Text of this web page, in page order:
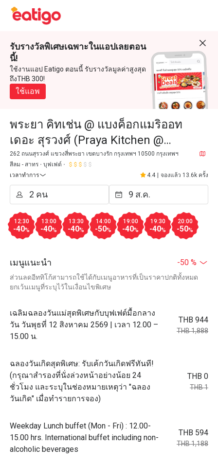
รับรางวัลพิเศษเฉพาะในแอปเลยตอน
นี้!
ใช้งานแอป Eatigo ตอนนี้ รับรางวัลมูลค่าสูงสุด
ถึงTHB 300!
ใช้แอพ
พระยา คิทเช่น @ แบงค็อกแมริออท
เดอะ สุรวงศ์ (Praya Kitchen @
Bangkok Marriott Hotel The
Surawongse)
262 ถนนสุรวงศ์ แขวงสี่พระยา เขตบางรัก กรุงเทพฯ 10500 กรุงเทพฯ
สีลม - สาทร
บุฟเฟต์
เวลาทำการ
4.4 จองแล้ว 13.6k ครั้ง
12:30
-40%
13:00
-40%
13:30
-40%
14:00
-50%
19:00
-40%
19:30
-40%
20:00
-50%
เมนูแนะนำ -50 %
ส่วนลดอีททิโก้สามารถใช้ได้กับเมนูอาหารที่เป็นราคาปกติทั้งหมด
ยกเว้นเมนูที่ระบุไว้ในเงื่อนไขพิเศษ
เฉลิมฉลองวันแม่สุดพิเศษกับบุฟเฟต์มื้อกลาง
วัน วันพุธที่ 12 สิงหาคม 2569 | เวลา 12.00 –
15.00 น.
THB 944
THB 1,888
ฉลองวันเกิดสุดพิเศษ: รับเค้กวันเกิดฟรีทันที!
(กรุณาสำรองที่นั่งล่วงหน้าอย่างน้อย 24
ชั่วโมง และระบุในช่องหมายเหตุว่า "ฉลอง
วันเกิด" เมื่อทำรายการจอง)
THB 0
THB 1
Weekday Lunch buffet (Mon - Fri) : 12.00-
15.00 hrs. International buffet including non-
alcoholic beverages
THB 594
THB 1,188